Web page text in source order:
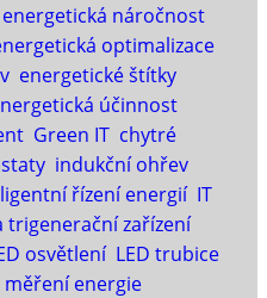
energetická náročnost
optimalizace
energetické štítky
účinnost
Green IT chytré
indukční ohřev
řízení energií IT
trigenerační zařízení
osvětlení LED trubice
měření energie